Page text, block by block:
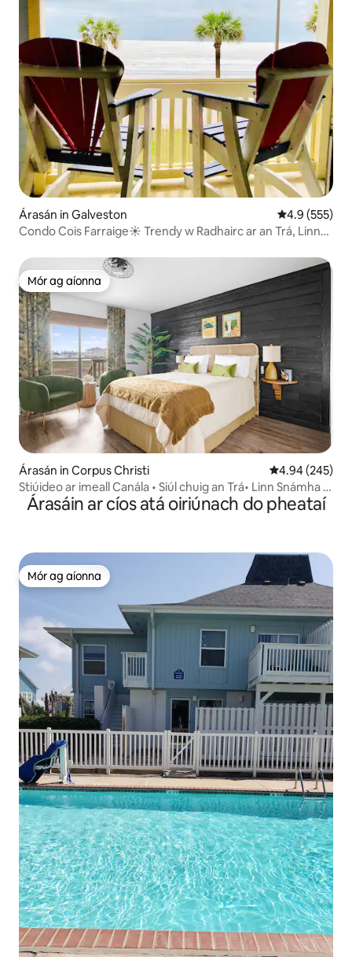
Árasán in Galveston Meánrátáil
4.9 (555)
Condo Cois Farraige☀ Trendy w Radhairc ar an Trá, Linn
Mór ag aíonna
Mór ag aíonna
Árasán in Corpus Christi Meánrátáil
4.94 (245)
Stiúideo ar imeall Canála • Siúl chuig an Trá• Linn Snámha &
Cé
Árasáin ar cíos atá oiriúnach do pheataí
Mór ag aíonna
Mór ag aíonna